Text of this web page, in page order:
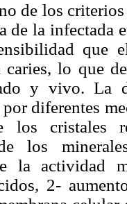
de los
de la infectada
que
lo que
y vivo. La
diferentes
los cristales
los
la actividad
2-